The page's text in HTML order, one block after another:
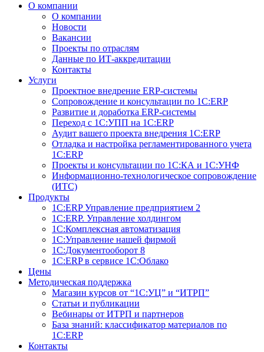
О компании
О компании
Новости
Вакансии
Проекты по отраслям
Данные по ИТ-аккредитации
Контакты
Услуги
Проектное внедрение ERP-системы
Сопровождение и консультации по 1C:ERP
Развитие и доработка ERP-системы
Переход с 1С:УПП на 1С:ERP
Аудит вашего проекта внедрения 1С:ERP
Отладка и настройка регламентированного учета
1С:ERP
Проекты и консультации по 1С:КА и 1С:УНФ
Информационно-технологическое сопровождение
(ИТС)
Продукты
1С:ERP Управление предприятием 2
1С:ERP. Управление холдингом
1С:Комплексная автоматизация
1С:Управление нашей фирмой
1С:Документооборот 8
1С:ERP в сервисе 1С:Облако
Цены
Методическая поддержка
Магазин курсов от “1С:УЦ” и “ИТРП”
Статьи и публикации
Вебинары от ИТРП и партнеров
База знаний: классификатор материалов по
1С:ERP
Контакты